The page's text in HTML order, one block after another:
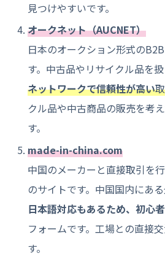
見つけやすいです。
オークネット（AUCNET）
日本のオークション形式の
す。中古品やリサイクル品を
ネットワークで信頼性が高い
クル品や中古商品の販売を考
す。
made-in-china.com
中国のメーカーと直接取引を
のサイトです。中国国内にあ
日本語対応もあるため、初心
フォームです。工場との直接
す。